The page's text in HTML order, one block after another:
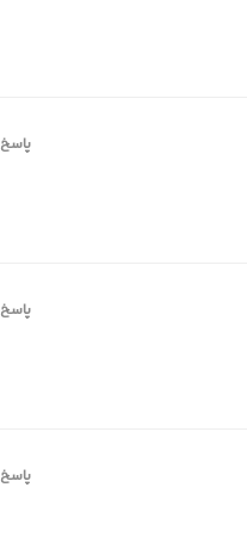
پاسخ
پاسخ
پاسخ